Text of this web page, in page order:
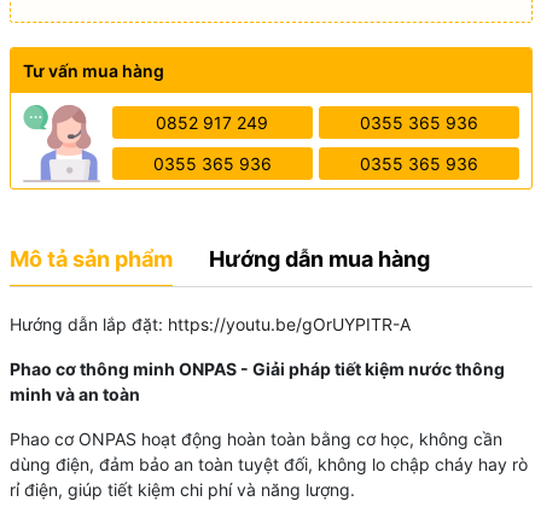
Tư vấn mua hàng
0852 917 249 0355 365 936
0355 365 936 0355 365 936
Mô tả sản phẩm Hướng dẫn mua hàng
Hướng dẫn lắp đặt: https://youtu.be/gOrUYPITR-A
Phao cơ thông minh ONPAS - Giải pháp tiết kiệm nước thông
minh và an toàn
Phao cơ ONPAS hoạt động hoàn toàn bằng cơ học, không cần
dùng điện, đảm bảo an toàn tuyệt đối, không lo chập cháy hay rò
rỉ điện, giúp tiết kiệm chi phí và năng lượng.